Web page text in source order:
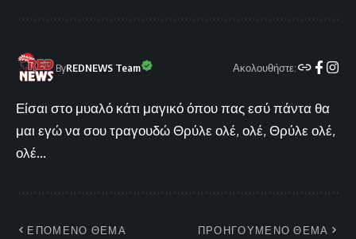
ByREDNEWS Team Ακολουθήστε:
Είσαι στο μυαλό κάτι μαγικό όπου πας εσύ πάντα θα
μαι εγώ να σου τραγουδώ Θρύλε ολέ, ολέ, Θρύλε ολέ,
ολέ...
ΕΠΟΜΕΝΟ ΘΕΜΑ ΠΡΟΗΓΟΥΜΕΝΟ ΘΕΜΑ